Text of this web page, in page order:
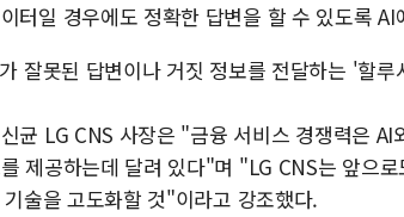
터일 경우에도 정확한 답변을 할 수 있도록
잘못된 답변이나 거짓 정보를 전달하는 '할
균 LG CNS 사장은 "금융 서비스 경쟁력은
제공하는데 달려 있다"며 "LG CNS는 앞으
술을 고도화할 것"이라고 강조했다.